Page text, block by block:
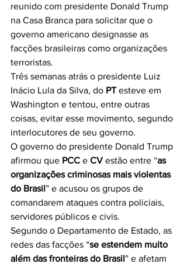
reunido com presidente Donald Trump
na Casa Branca para solicitar que o
governo americano designasse as
facções brasileiras como organizações
terroristas.
Três semanas atrás o presidente Luiz
Inácio Lula da Silva, do PT esteve em
Washington e tentou, entre outras
coisas, evitar esse movimento, segundo
interlocutores de seu governo.
O governo do presidente Donald Trump
afirmou que PCC e CV estão entre “as
organizações criminosas mais violentas
do Brasil” e acusou os grupos de
comandarem ataques contra policiais,
servidores públicos e civis.
Segundo o Departamento de Estado, as
redes das facções “se estendem muito
além das fronteiras do Brasil” e afetam